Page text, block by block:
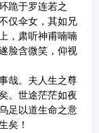
跪于罗连若之
仅伞女，其如兄
，肃听神甫喃喃
脸含微笑，仰视
哉。夫人生之尊
。世途茫茫如夜
足以道生命之意
矣！